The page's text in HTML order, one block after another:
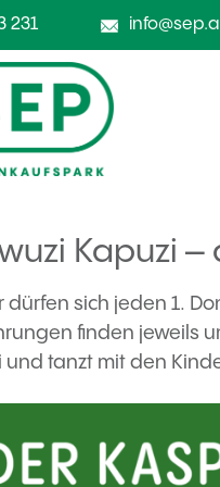
231
Kapuzi –
dürfen sich jeden 1.
finden jeweils
und tanzt mit den